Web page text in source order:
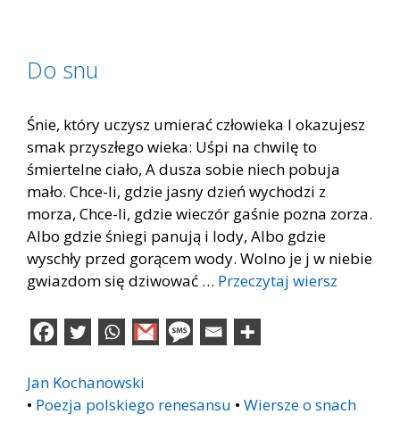
Do snu
Śnie, który uczysz umierać człowieka I okazujesz
smak przyszłego wieka: Uśpi na chwilę to
śmiertelne ciało, A dusza sobie niech pobuja
mało. Chce-li, gdzie jasny dzień wychodzi z
morza, Chce-li, gdzie wieczór gaśnie pozna zorza.
Albo gdzie śniegi panują i lody, Albo gdzie
wyschły przed gorącem wody. Wolno je j w niebie
gwiazdom się dziwować … Przeczytaj wiersz
Jan Kochanowski
• Poezja polskiego renesansu • Wiersze o snach